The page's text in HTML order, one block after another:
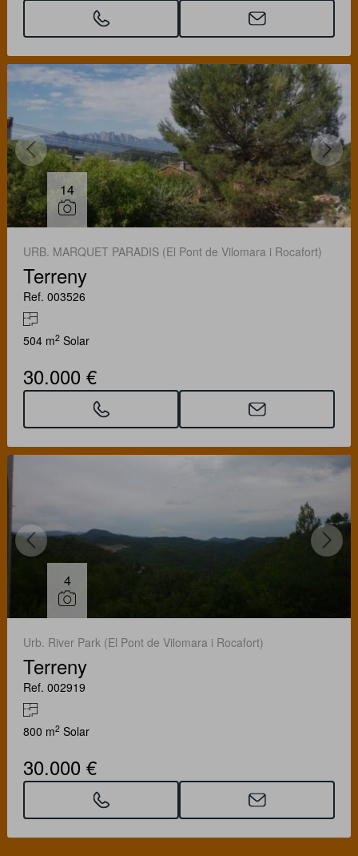
14
URB. MARQUET PARADIS (El Pont de Vilomara i Rocafort)
Terreny
Ref. 003526
504 m2 Solar
30.000 €
4
Urb. River Park (El Pont de Vilomara i Rocafort)
Terreny
Ref. 002919
800 m2 Solar
30.000 €